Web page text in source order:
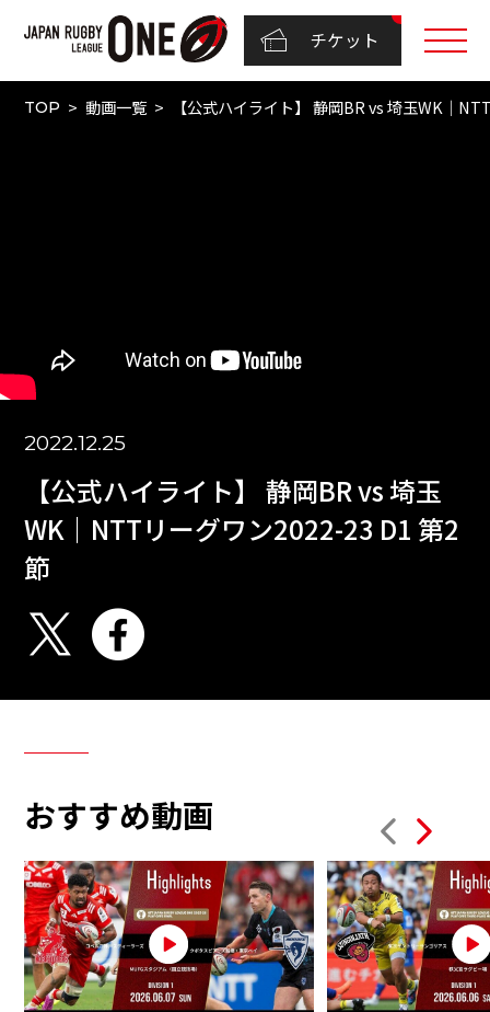
チケット
TOP 動画一覧 【公式ハイライト】 静岡BR vs 埼玉WK｜
2022.12.25
【公式ハイライト】 静岡BR vs 埼玉
WK｜NTTリーグワン2022-23 D1 第2
節
おすすめ動画